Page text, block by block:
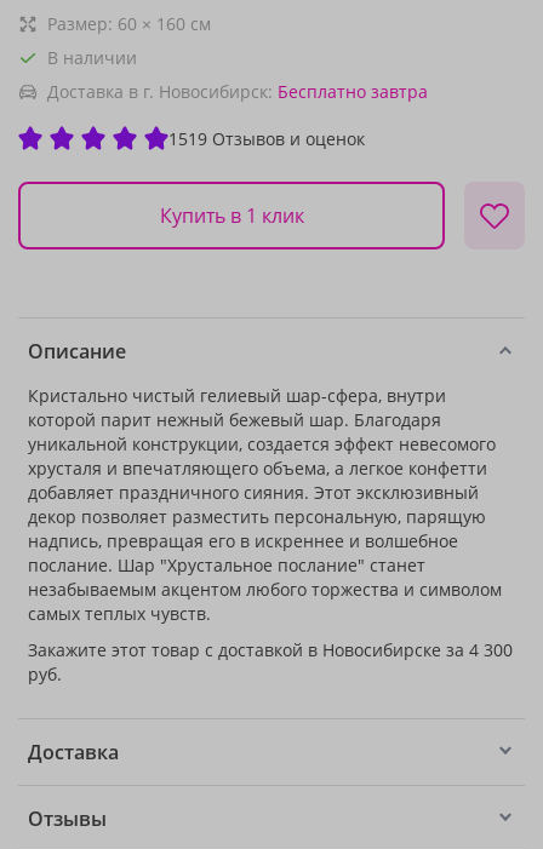
Размер: 60 × 160 см
В наличии
Доставка в г. Новосибирск: Бесплатно завтра
1519 Отзывов и оценок
Купить в 1 клик
Описание
Кристально чистый гелиевый шар-сфера, внутри
которой парит нежный бежевый шар. Благодаря
уникальной конструкции, создается эффект невесомого
хрусталя и впечатляющего объема, а легкое конфетти
добавляет праздничного сияния. Этот эксклюзивный
декор позволяет разместить персональную, парящую
надпись, превращая его в искреннее и волшебное
послание. Шар "Хрустальное послание" станет
незабываемым акцентом любого торжества и символом
самых теплых чувств.
Закажите этот товар с доставкой в Новосибирске за 4 300
руб.
Доставка
Отзывы